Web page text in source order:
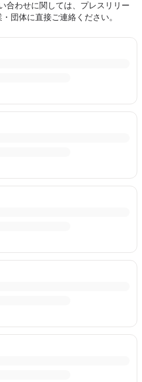
合わせに関しては、プレスリリー
団体に直接ご連絡ください。